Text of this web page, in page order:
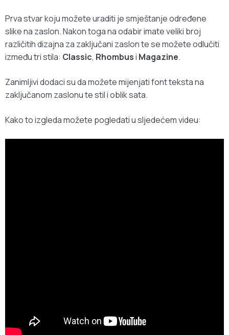
Prva stvar koju možete uraditi je smještanje određene
slike na zaslon. Nakon toga na odabir imate veliki broj
različitih dizajna za zaključani zaslon te se možete odlučiti
između tri stila: Classic, Rhombusi Magazine.
Zanimljivi dodaci su da možete mijenjati font teksta na
zaključanom zaslonu te stil i oblik sata.
Kako to izgleda možete pogledati u sljedećem videu: